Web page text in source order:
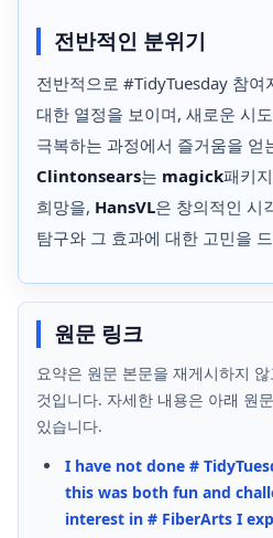
전반적인 분위기
전반적으로 #TidyTuesday 참여
대한 열정을 보이며, 새로운 시
극복하는 과정에서 즐거움을 얻
Clintonsears는 magick패키
희망을, HansVL은 창의적인 시
탐구와 그 효과에 대한 고민을
원문 링크
요약은 원문 본문을 재게시하지
것입니다. 자세한 내용은 아래 원
있습니다.
I have not done #
this was both fun and
interest in # FiberArts I